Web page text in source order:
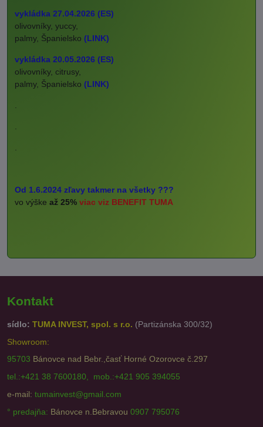
vykládka 27.04.2026 (ES)
olivovníky, yuccy,
palmy, Španielsko (LINK)
vykládka 20.05.2026 (ES)
olivovníky, citrusy,
palmy, Španielsko (LINK)
Od 1.6.2024 zľavy takmer na všetky ???
vo výške až 25% viac viz BENEFIT TUMA
Kontakt
sídlo: TUMA INVEST, spol. s r.o. (Partizánska 300/32)
Showroom:
95703 Bánovce nad Bebr.,časť Horné Ozorovce č.297
tel.:+421 38 7600180, mob.:+421 905 394055
e-mail: tumainvest@gmail.com
° predajňa: Bánovce n.Bebravou 0907 795076